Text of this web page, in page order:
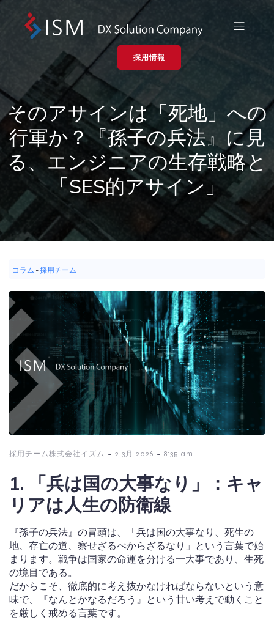
採用情報
そのアサインは「死地」への
行軍か？『孫子の兵法』に見
る、エンジニアの生存戦略と
「SES的アサイン」
コラム -採用チーム
採用チーム株式会社イズム - 2 3月 2026 - 8:35 am
1. 「兵は国の大事なり」：キャ
リアは人生の防衛線
『孫子の兵法』の冒頭は、「兵は国の大事なり、死生の
地、存亡の道、察せざるべからざるなり」という言葉で始
まります。戦争は国家の命運を分ける一大事であり、生死
の境目である。
だからこそ、徹底的に考え抜かなければならないという意
味で、『なんとかなるだろう』という甘い考えで動くこと
を厳しく戒める言葉です。